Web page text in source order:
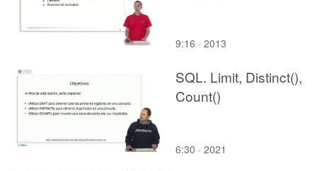
9:16 · 2013
SQL. Limit, Distinct(),
Count()
6:30 · 2021